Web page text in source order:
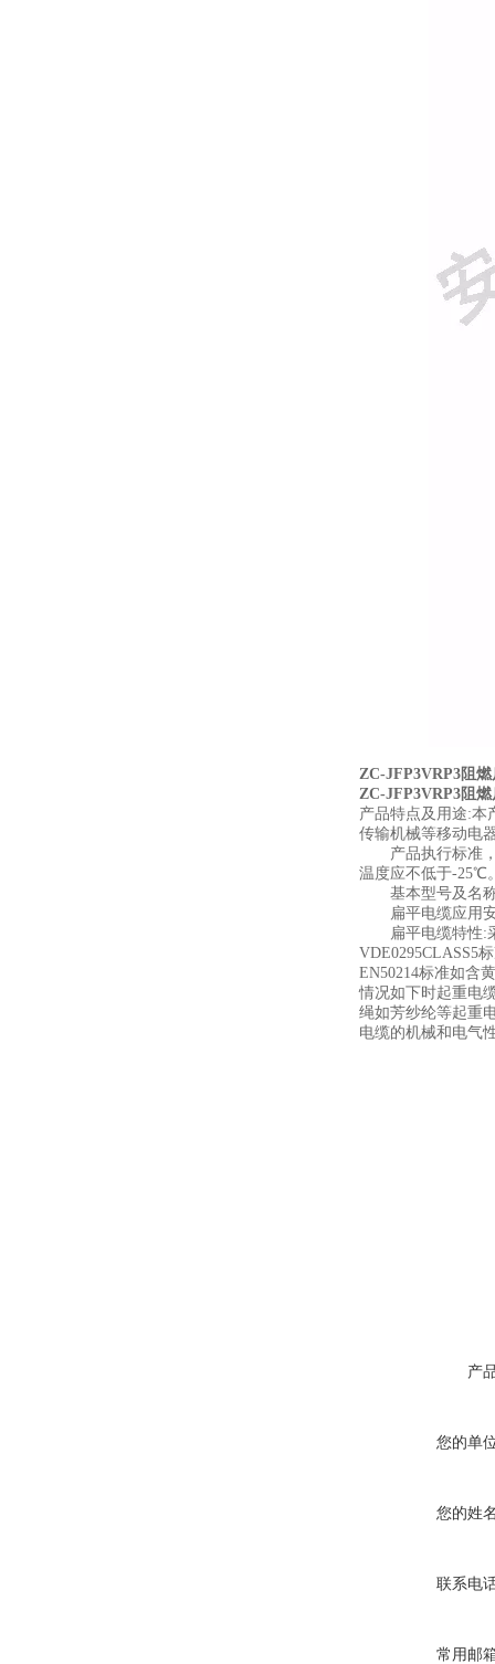
ZC-JFP3VRP3阻
ZC-JFP3VRP3阻
产品特点及用途:本
传输机械等移动电
产品执行标准，
温度应不低于-25℃
基本型号及名称
扁平电缆应用安
扁平电缆特性:采
VDE0295CLASS5
EN50214标准如含
情况如下时起重电
绳如芳纱纶等起重
电缆的机械和电气
产
您的单
您的姓
联系电
常用邮